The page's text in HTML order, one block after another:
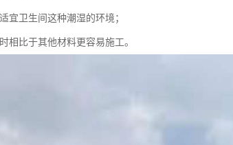
宜卫生间这种潮湿的环境；
相比于其他材料更容易施工。